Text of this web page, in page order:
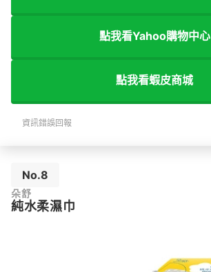
點我看Yahoo購物中心
點我看蝦⽪商城
資訊錯誤回報
No.8
朵舒
純水柔濕巾